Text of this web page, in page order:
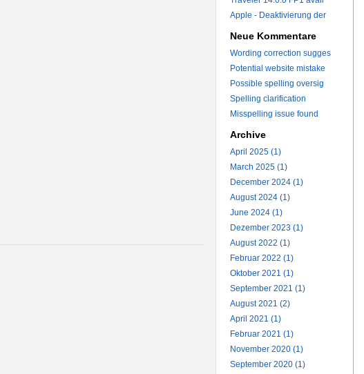
Apple - Deaktivierung der
Neue Kommentare
Wording correction sugges
Potential website mistake
Possible spelling oversig
Spelling clarification
Misspelling issue found
Archive
April 2025 (1)
March 2025 (1)
December 2024 (1)
August 2024 (1)
June 2024 (1)
Dezember 2023 (1)
August 2022 (1)
Februar 2022 (1)
Oktober 2021 (1)
September 2021 (1)
August 2021 (2)
April 2021 (1)
Februar 2021 (1)
November 2020 (1)
September 2020 (1)